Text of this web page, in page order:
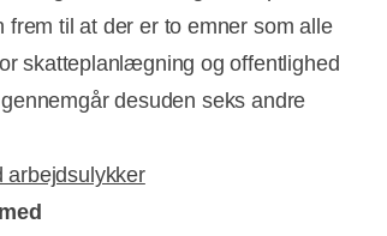
til at der er to emner som alle
skatteplanlægning og offentlighed
desuden seks andre